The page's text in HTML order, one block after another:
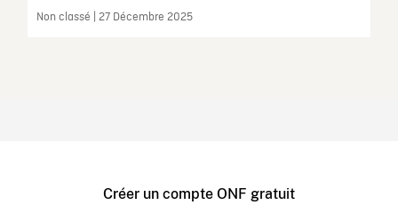
Non classé | 27 Décembre 2025
Créer un compte ONF gratuit